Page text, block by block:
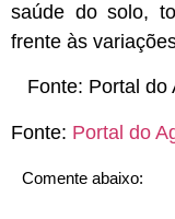
saúde do solo,
frente às
Fonte: Portal do
Fonte: Portal do
Comente abaixo: